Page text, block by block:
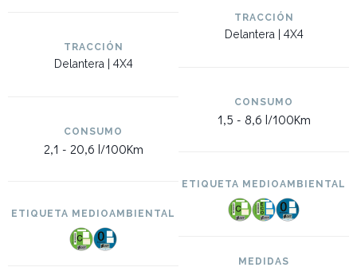
TRACCIÓN
Delantera | 4X4
CONSUMO
2,1 - 20,6 l/100Km
ETIQUETA MEDIOAMBIENTAL
TRACCIÓN
Delantera | 4X4
CONSUMO
1,5 - 8,6 l/100Km
ETIQUETA MEDIOAMBIENTAL
MEDIDAS